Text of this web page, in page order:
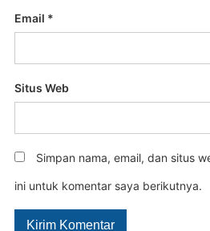
Email *
Situs Web
Simpan nama, email, dan situs
ini untuk komentar saya berikutnya.